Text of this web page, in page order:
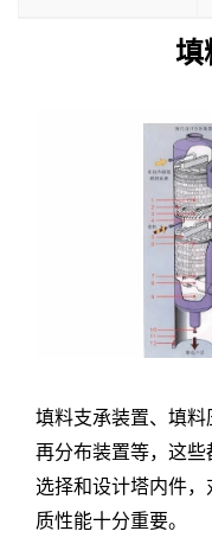
填
填料支承装置、填
再分布装置等，这
选择和设计塔内件
质性能十分重要。